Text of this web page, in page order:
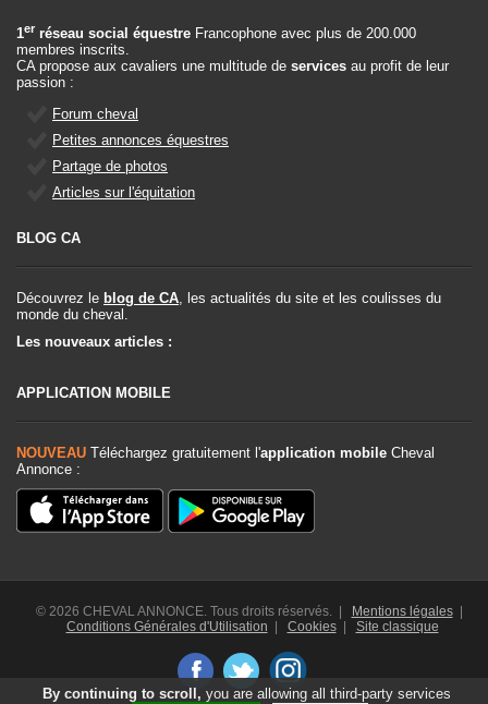
1er réseau social équestre Francophone avec plus de 200.000
membres inscrits.
CA propose aux cavaliers une multitude de services au profit de leur
passion :
Forum cheval
Petites annonces équestres
Partage de photos
Articles sur l'équitation
BLOG CA
Découvrez le blog de CA, les actualités du site et les coulisses du
monde du cheval.
Les nouveaux articles :
APPLICATION MOBILE
NOUVEAU Téléchargez gratuitement l'application mobile Cheval
Annonce :
© 2026 CHEVAL ANNONCE. Tous droits réservés. | Mentions légales|
Conditions Générales d'Utilisation
Cookies| Site classique
By continuing to scroll, you are allowing all third-party services